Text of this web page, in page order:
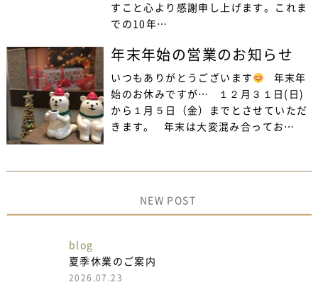
すこと心より感謝申し上げます。これま
での10年…
年末年始の営業のお知らせ
いつもありがとうございます
年末年
始のお休みですが… １２月３１日(日)
から１月５日（金）までとさせていただ
きます。 年末は大変混み合ってお…
NEW POST
blog
夏季休業のご案内
2026.07.23